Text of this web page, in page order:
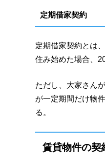
定期借家契約
定期借家契約とは
住み始めた場合、
ただし、大家さん
が一定期間だけ物
る。
賃貸物件の契